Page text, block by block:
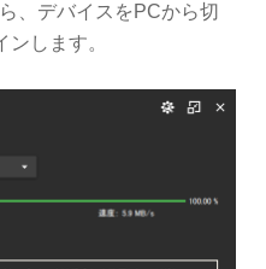
、デバイスをPCから切
します。